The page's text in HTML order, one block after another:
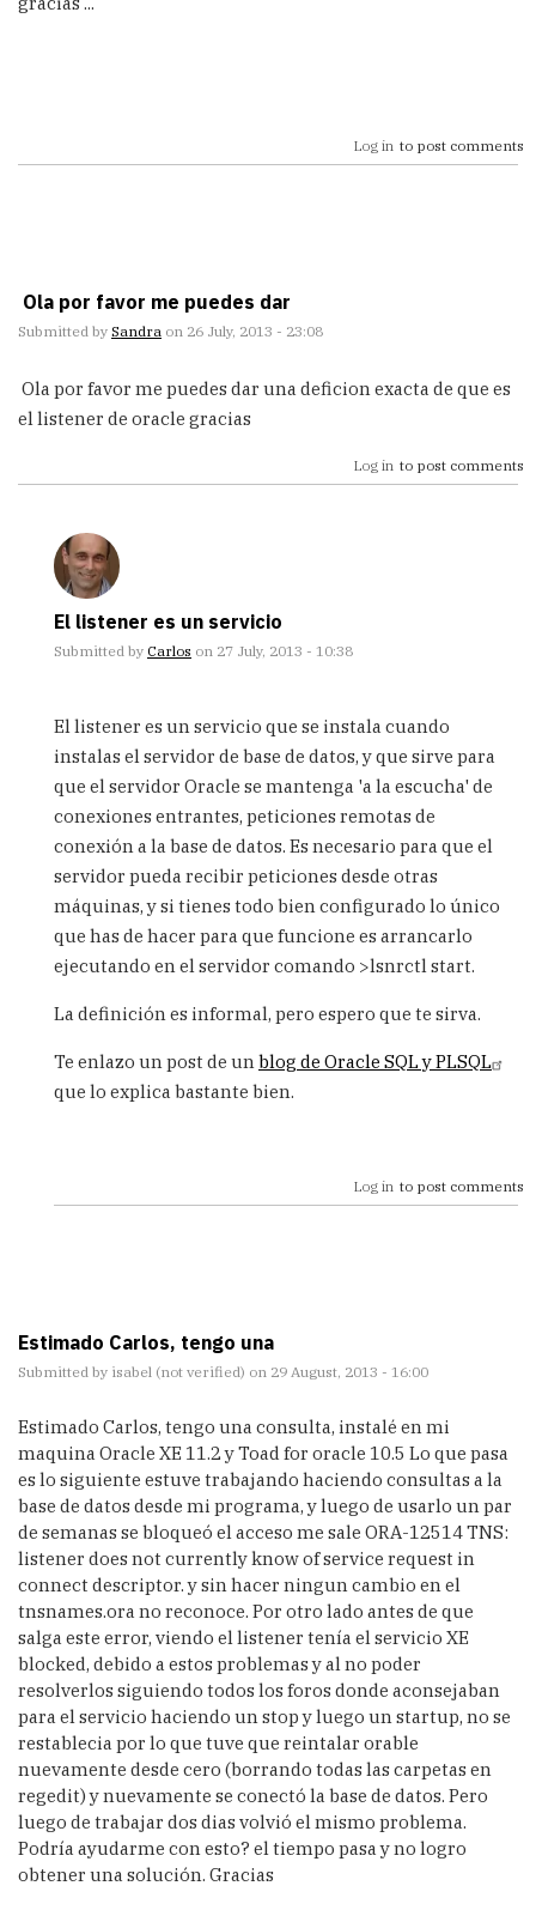
Log in to post comments
Ola por favor me puedes dar
Submitted by Sandra on 26 July, 2013 - 23:08
Ola por favor me puedes dar una deficion exacta de que es
el listener de oracle gracias
Log in to post comments
El listener es un servicio
Submitted by Carlos on 27 July, 2013 - 10:38
reply
Ola
por
favor
dar
by
Sandra
El listener es un servicio que se instala cuando
instalas el servidor de base de datos, y que sirve para
que el servidor Oracle se mantenga 'a la escucha' de
conexiones entrantes, peticiones remotas de
conexión a la base de datos. Es necesario para que el
servidor pueda recibir peticiones desde otras
máquinas, y si tienes todo bien configurado lo único
que has de hacer para que funcione es arrancarlo
ejecutando en el servidor comando >lsnrctl start.
La definición es informal, pero espero que te sirva.
Te enlazo un post de unblog de Oracle SQL y PLSQL
que lo explica bastante bien.
Log in to post comments
Estimado Carlos, tengo una
Submitted by isabel (not verified) on 29 August, 2013 - 16:00
Estimado Carlos, tengo una consulta, instalé en mi
maquina Oracle XE 11.2 y Toad for oracle 10.5 Lo que pasa
es lo siguiente estuve trabajando haciendo consultas a la
base de datos desde mi programa, y luego de usarlo un par
de semanas se bloqueó el acceso me sale ORA-12514 TNS:
listener does not currently know of service request in
connect descriptor. y sin hacer ningun cambio en el
tnsnames.ora no reconoce. Por otro lado antes de que
salga este error, viendo el listener tenía el servicio XE
blocked, debido a estos problemas y al no poder
resolverlos siguiendo todos los foros donde aconsejaban
para el servicio haciendo un stop y luego un startup, no se
restablecia por lo que tuve que reintalar orable
nuevamente desde cero (borrando todas las carpetas en
regedit) y nuevamente se conectó la base de datos. Pero
luego de trabajar dos dias volvió el mismo problema.
Podría ayudarme con esto? el tiempo pasa y no logro
obtener una solución. Gracias